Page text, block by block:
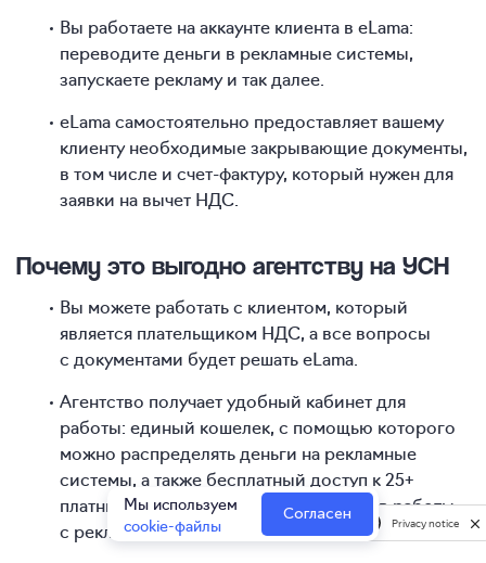
Вы работаете на аккаунте клиента в eLama:
переводите деньги в рекламные системы,
запускаете рекламу и так далее.
eLama самостоятельно предоставляет вашему
клиенту необходимые закрывающие документы,
в том числе и счет-фактуру, который нужен для
заявки на вычет НДС.
Почему это выгодно агентству на УСН
Вы можете работать с клиентом, который
является плательщиком НДС, а все вопросы
с документами будет решать eLama.
Агентство получает удобный кабинет для
работы: единый кошелек, с помощью которого
можно распределять деньги на рекламные
системы, а также бесплатный доступ к 25+
платным инструментам для всех этапов работы
с рекламой.
Мы используем
cookie-файлы
Согласен Privacy notice